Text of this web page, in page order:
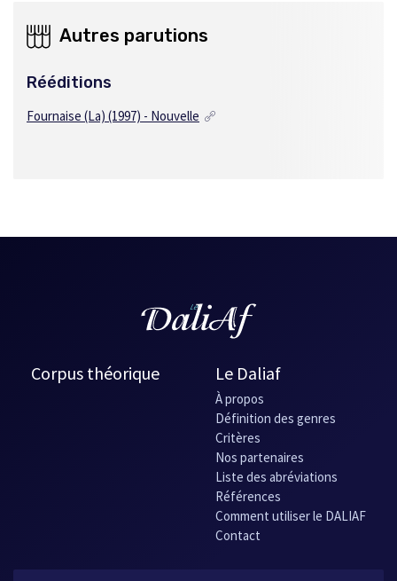
Autres parutions
Rééditions
Fournaise (La) (1997) - Nouvelle
Corpus théorique Le Daliaf
À propos
Définition des genres
Critères
Nos partenaires
Liste des abréviations
Références
Comment utiliser le DALIAF
Contact